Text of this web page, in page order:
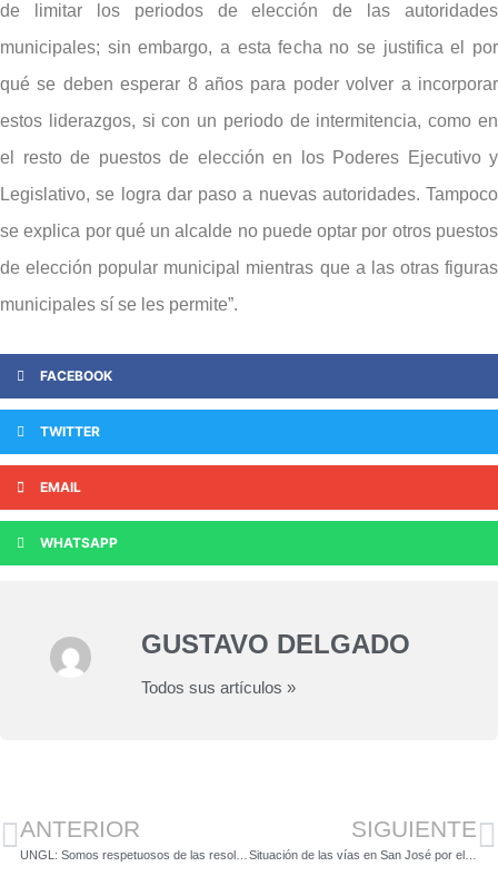
de limitar los periodos de elección de las autoridades
municipales; sin embargo, a esta fecha no se justifica el por
qué se deben esperar 8 años para poder volver a incorporar
estos liderazgos, si con un periodo de intermitencia, como en
el resto de puestos de elección en los Poderes Ejecutivo y
Legislativo, se logra dar paso a nuevas autoridades. Tampoco
se explica por qué un alcalde no puede optar por otros puestos
de elección popular municipal mientras que a las otras figuras
municipales sí se les permite”.
FACEBOOK
TWITTER
EMAIL
WHATSAPP
GUSTAVO DELGADO
Todos sus artículos »
ANTERIOR SIGUIENTE
Situación de las vías en San José por el Festival de la Luz